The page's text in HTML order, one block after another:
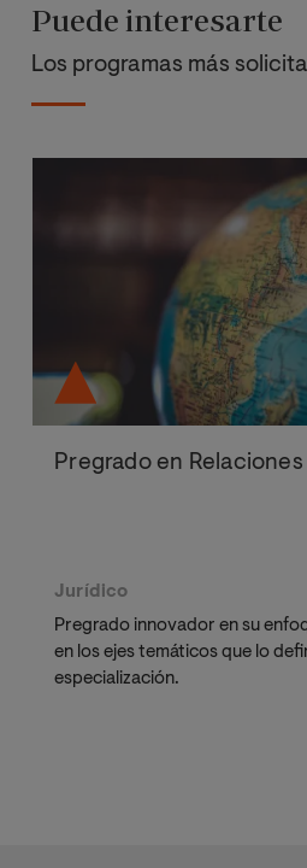
Puede interesarte
Los programas más
Pregrado en
Jurídico
Pregrado innovador en su
en los ejes temáticos que lo
especialización.